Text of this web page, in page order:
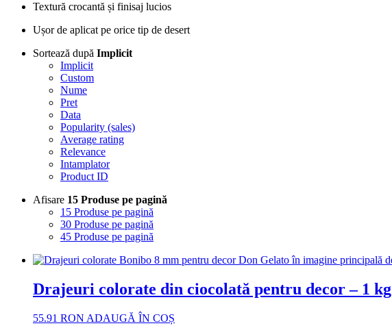
Textură crocantă și finisaj lucios
Ușor de aplicat pe orice tip de desert
Sortează după Implicit
Implicit
Custom
Nume
Pret
Data
Popularity (sales)
Average rating
Relevance
Intamplator
Product ID
Afisare 15 Produse pe pagină
15 Produse pe pagină
30 Produse pe pagină
45 Produse pe pagină
Drajeuri colorate din ciocolată pentru decor – 1 kg
55.91 RON ADAUGĂ ÎN COȘ